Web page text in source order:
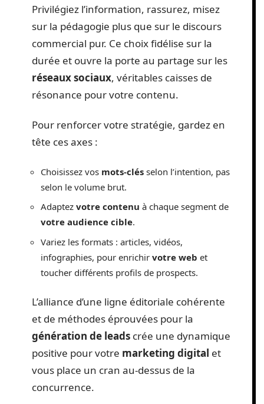
Privilégiez l’information, rassurez, misez
sur la pédagogie plus que sur le discours
commercial pur. Ce choix fidélise sur la
durée et ouvre la porte au partage sur les
réseaux sociaux, véritables caisses de
résonance pour votre contenu.
Pour renforcer votre stratégie, gardez en
tête ces axes :
Choisissez vos mots-clés selon l’intention, pas
selon le volume brut.
Adaptez votre contenu à chaque segment de
votre audience cible.
Variez les formats : articles, vidéos,
infographies, pour enrichir votre web et
toucher différents profils de prospects.
L’alliance d’une ligne éditoriale cohérente
et de méthodes éprouvées pour la
génération de leads crée une dynamique
positive pour votre marketing digital et
vous place un cran au-dessus de la
concurrence.